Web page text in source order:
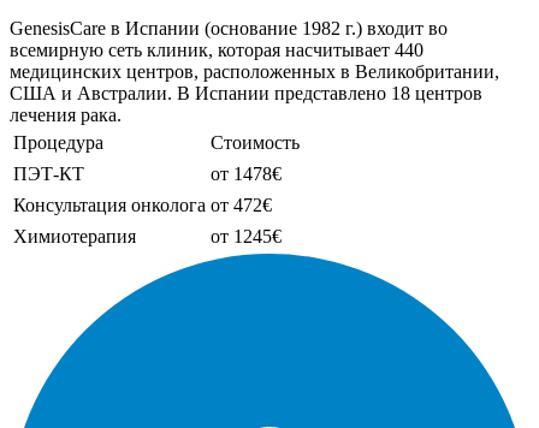
GenesisCare в Испании (основание 1982 г.) входит во
всемирную сеть клиник, которая насчитывает 440
медицинских центров, расположенных в Великобритании,
США и Австралии. В Испании представлено 18 центров
лечения рака.
Процедура
Стоимость
ПЭТ-КТ
от 1478€
Консультация онколога от 472€
Химиотерапия
от 1245€